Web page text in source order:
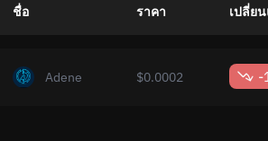
การแลกเปลี่ยนที่ได้รับความนิยม
ชื่อ ราคา เปลี่ย
Adene $0.0002 -